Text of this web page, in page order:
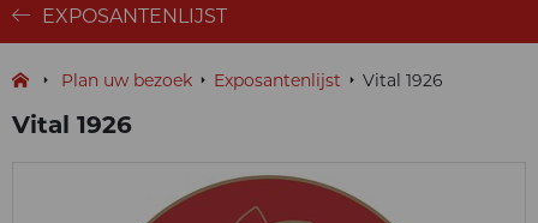
EXPOSANTENLIJST
Plan uw bezoek Exposantenlijst Vital 1926
Vital 1926